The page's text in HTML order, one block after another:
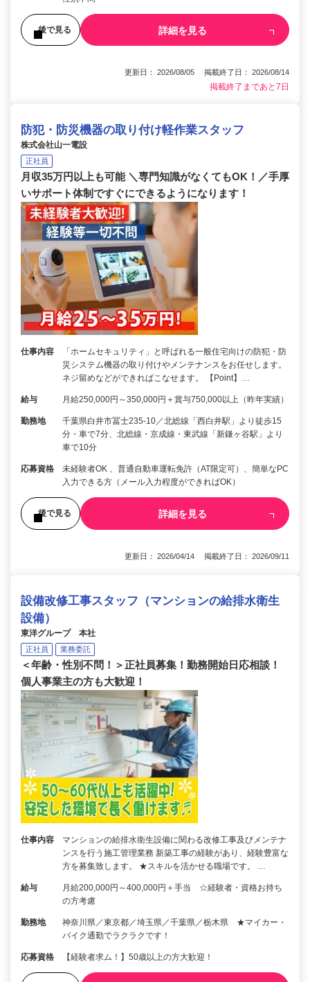
後で見る 詳細を見る
更新日： 2026/08/05 掲載終了日： 2026/08/14
掲載終了まであと7日
防犯・防災機器の取り付け軽作業スタッフ
株式会社山一電設
正社員
月収35万円以上も可能 ＼専門知識がなくてもOK！／手厚
いサポート体制ですぐにできるようになります！
仕事内容
「ホームセキュリティ」と呼ばれる一般住宅向けの防犯・防
災システム機器の取り付けやメンテナンスをお任せします。
ネジ留めなどができればこなせます。 【Point】…
給与 月給250,000円～350,000円＋賞与750,000以上（昨年実績）
勤務地
千葉県白井市冨士235-10／北総線「西白井駅」より徒歩15
分・車で7分、北総線・京成線・東武線「新鎌ヶ谷駅」より
車で10分
応募資格
未経験者OK 、普通自動車運転免許（AT限定可）、簡単なPC
入力できる方（メール入力程度ができればOK）
後で見る 詳細を見る
更新日： 2026/04/14 掲載終了日： 2026/09/11
設備改修工事スタッフ（マンションの給排水衛生
設備）
東洋グループ 本社
正社員 業務委託
＜年齢・性別不問！＞正社員募集！勤務開始日応相談！
個人事業主の方も大歓迎！
仕事内容
マンションの給排水衛生設備に関わる改修工事及びメンテナ
ンスを行う施工管理業務 新築工事の経験があり、経験豊富な
方を募集致します。 ★スキルを活かせる職場です。 …
給与
月給200,000円～400,000円＋手当 ☆経験者・資格お持ち
の方考慮
勤務地
神奈川県／東京都／埼玉県／千葉県／栃木県 ★マイカー・
バイク通勤でラクラクです！
応募資格 【経験者求ム！】50歳以上の方大歓迎！